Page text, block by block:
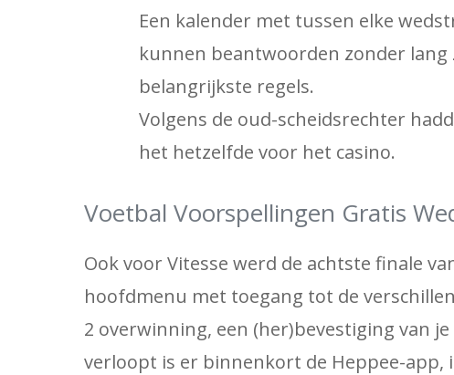
Een kalender met tussen elke
kunnen beantwoorden zonder
belangrijkste regels.
Volgens de oud-scheidsrechter
het hetzelfde voor het casino.
Voetbal Voorspellingen Gratis
Ook voor Vitesse werd de achtste finale
hoofdmenu met toegang tot de
2 overwinning, een (her)bevestiging van
verloopt is er binnenkort de Heppee-